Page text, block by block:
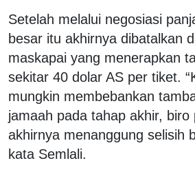
Setelah melalui negosiasi
besar itu akhirnya dibatalkan
maskapai yang menerapkan
sekitar 40 dolar AS per tiket.
mungkin membebankan
jamaah pada tahap akhir, biro
akhirnya menanggung selisih
kata Semlali.